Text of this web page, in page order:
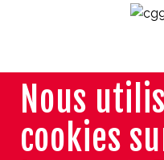
Nous
cookies